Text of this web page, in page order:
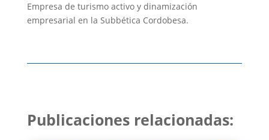
Empresa de turismo activo y dinamización
empresarial en la Subbética Cordobesa.
Publicaciones relacionadas: